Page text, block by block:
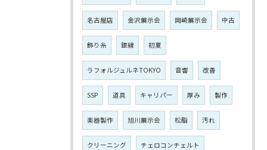
名古屋店 金沢展示会 岡崎展示会 中古
飾り糸 銀線 初夏
ラフォルジュルネTOKYO 音響 改善
SSP 道具 キャリパー 厚み 製作
楽器製作 旭川展示会 松脂 汚れ
クリーニング チェロコンチェルト